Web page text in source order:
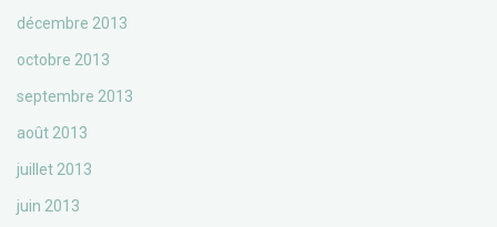
décembre 2013
octobre 2013
septembre 2013
août 2013
juillet 2013
juin 2013